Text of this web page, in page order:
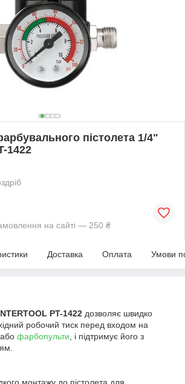
пістолета 1/4"
1422
на сайті — 250 ₴
Доставка Оплата Умови
PT-1422 дозволяє швидко
робочий тиск перед входом на
фарбопульти , і підтримує його з
монтажу до пістолета для